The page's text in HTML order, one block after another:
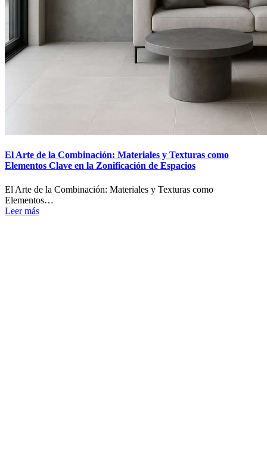
El Arte de la Combinación: Materiales y Texturas como
Elementos Clave en la Zonificación de Espacios
El Arte de la Combinación: Materiales y Texturas como
Elementos…
Leer más